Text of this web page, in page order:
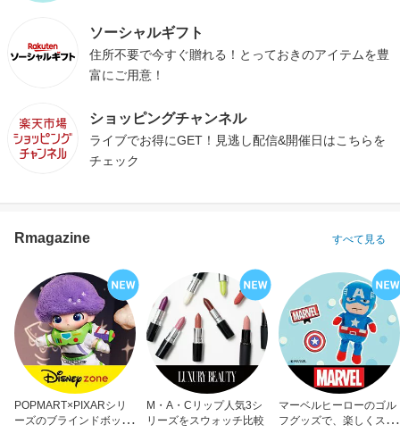
ソーシャルギフト
住所不要で今すぐ贈れる！とっておきのアイテムを豊
富にご用意！
ショッピングチャンネル
ライブでお得にGET！見逃し配信&開催日はこちらを
チェック
Rmagazine すべて見る
POPMART×PIXARシリ
ーズのブラインドボック
M・A・Cリップ人気3シ
リーズをスウォッチ比較
マーベルヒーローのゴル
フグッズで、楽しくスコ